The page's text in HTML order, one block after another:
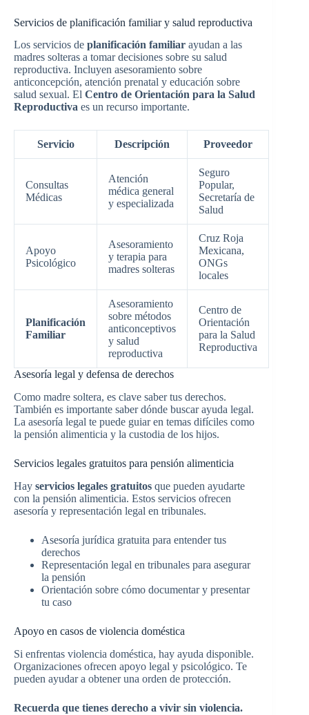
Servicios de planificación familiar y salud reproductiva
Los servicios de planificación familiar ayudan a las
madres solteras a tomar decisiones sobre su salud
reproductiva. Incluyen asesoramiento sobre
anticoncepción, atención prenatal y educación sobre
salud sexual. El Centro de Orientación para la Salud
Reproductiva es un recurso importante.
Servicio Descripción Proveedor
Consultas
Médicas
Atención
médica general
y especializada
Seguro
Popular,
Secretaría de
Salud
Apoyo
Psicológico
Asesoramiento
y terapia para
madres solteras
Cruz Roja
Mexicana,
ONGs
locales
Planificación
Familiar
Asesoramiento
sobre métodos
anticonceptivos
y salud
reproductiva
Centro de
Orientación
para la Salud
Reproductiva
Asesoría legal y defensa de derechos
Como madre soltera, es clave saber tus derechos.
También es importante saber dónde buscar ayuda legal.
La asesoría legal te puede guiar en temas difíciles como
la pensión alimenticia y la custodia de los hijos.
Servicios legales gratuitos para pensión alimenticia
Hay servicios legales gratuitos que pueden ayudarte
con la pensión alimenticia. Estos servicios ofrecen
asesoría y representación legal en tribunales.
Asesoría jurídica gratuita para entender tus
derechos
Representación legal en tribunales para asegurar
la pensión
Orientación sobre cómo documentar y presentar
tu caso
Apoyo en casos de violencia doméstica
Si enfrentas violencia doméstica, hay ayuda disponible.
Organizaciones ofrecen apoyo legal y psicológico. Te
pueden ayudar a obtener una orden de protección.
Recuerda que tienes derecho a vivir sin violencia.